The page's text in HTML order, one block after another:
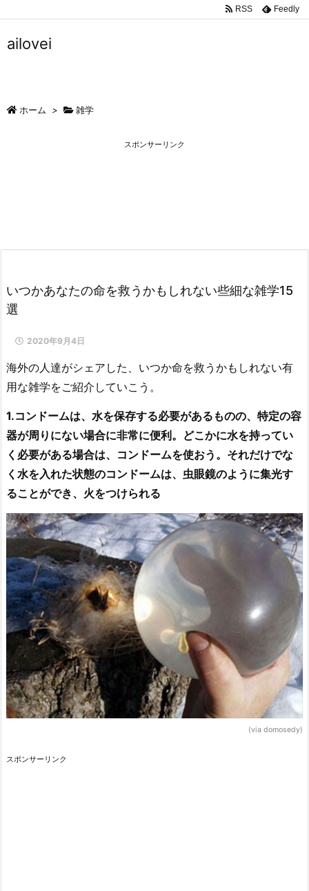
RSS Feedly
ailovei
ホーム > 雑学
スポンサーリンク
いつかあなたの命を救うかもしれない些細な雑学15
選
2020年9月4日
海外の人達がシェアした、いつか命を救うかもしれない有
用な雑学をご紹介していこう。
1.コンドームは、水を保存する必要があるものの、特定の容
器が周りにない場合に非常に便利。どこかに水を持ってい
く必要がある場合は、コンドームを使おう。それだけでな
く水を入れた状態のコンドームは、虫眼鏡のように集光す
ることができ、火をつけられる
(via domosedy)
スポンサーリンク